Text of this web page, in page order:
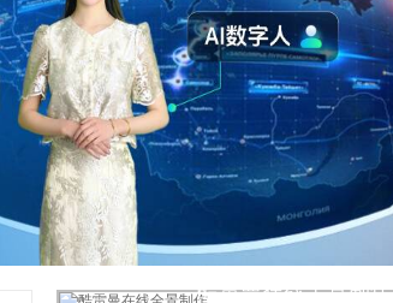
酷雷曼在线全景制作